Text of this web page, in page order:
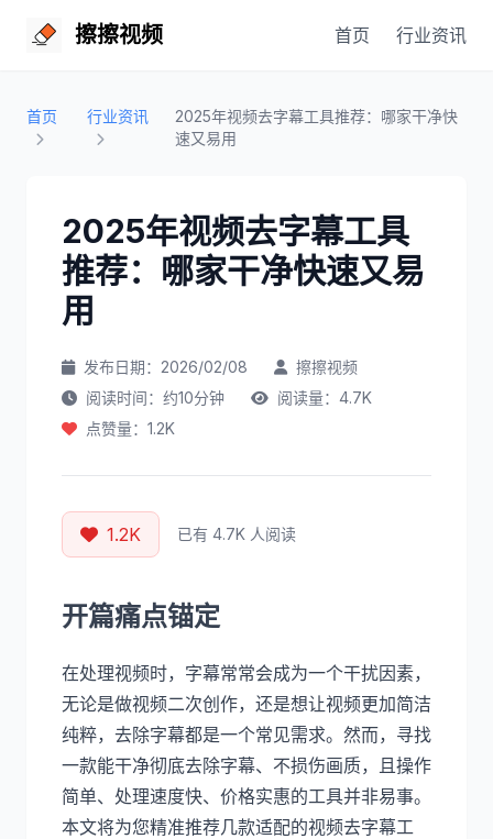
擦擦视频 首页 行业资讯
首页 行业资讯
2025年视频去字幕工具推荐：哪家干净快
速又易用
2025年视频去字幕工具
推荐：哪家干净快速又易
用
发布日期：2026/02/08
擦擦视频
阅读时间：约10分钟
阅读量：4.7K
点赞量：1.2K
1.2K 已有 4.7K 人阅读
开篇痛点锚定
在处理视频时，字幕常常会成为一个干扰因素，
无论是做视频二次创作，还是想让视频更加简洁
纯粹，去除字幕都是一个常见需求。然而，寻找
一款能干净彻底去除字幕、不损伤画质，且操作
简单、处理速度快、价格实惠的工具并非易事。
本文将为您精准推荐几款适配的视频去字幕工